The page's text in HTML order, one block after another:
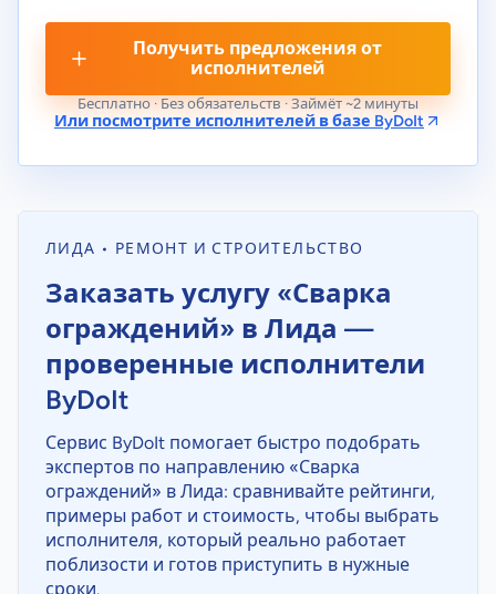
Получить предложения от
исполнителей
Бесплатно · Без обязательств · Займёт ~2 минуты
Или посмотрите исполнителей в базе ByDoIt
ЛИДА • РЕМОНТ И СТРОИТЕЛЬСТВО
Заказать услугу «Сварка
ограждений» в Лида —
проверенные исполнители
ByDoIt
Сервис ByDoIt помогает быстро подобрать
экспертов по направлению «Сварка
ограждений» в Лида: сравнивайте рейтинги,
примеры работ и стоимость, чтобы выбрать
исполнителя, который реально работает
поблизости и готов приступить в нужные
сроки.